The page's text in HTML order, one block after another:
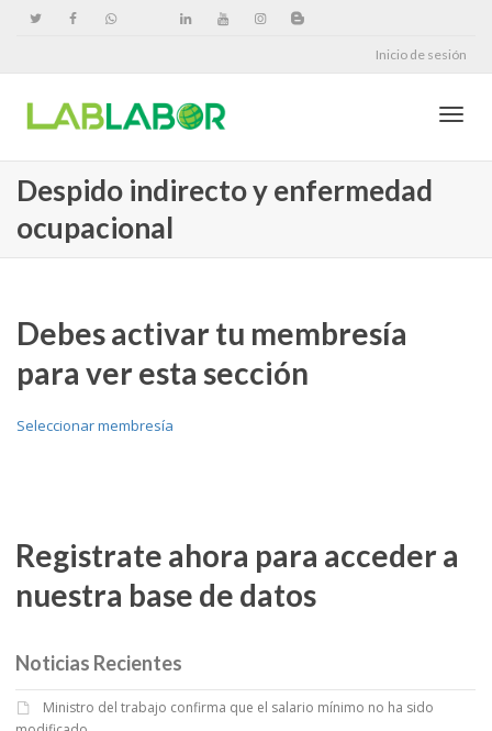
Inicio de sesión
Despido indirecto y enfermedad
ocupacional
Debes activar tu membresía
para ver esta sección
Seleccionar membresía
Registrate ahora para acceder a
nuestra base de datos
Noticias Recientes
Ministro del trabajo confirma que el salario mínimo no ha sido